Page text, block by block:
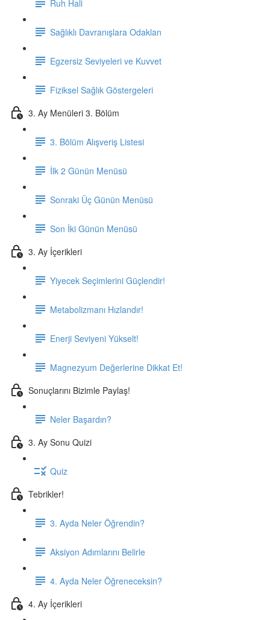
Ruh Hali
Sağlıklı Davranışlara Odaklan
Egzersiz Seviyeleri ve Kuvvet
Fiziksel Sağlık Göstergeleri
3. Ay Menüleri 3. Bölüm
3. Bölüm Alışveriş Listesi
İlk 2 Günün Menüsü
Sonraki Üç Günün Menüsü
Son İki Günün Menüsü
3. Ay İçerikleri
Yiyecek Seçimlerini Güçlendir!
Metabolizmanı Hızlandır!
Enerji Seviyeni Yükselt!
Magnezyum Değerlerine Dikkat Et!
Sonuçlarını Bizimle Paylaş!
Neler Başardın?
3. Ay Sonu Quizi
Quiz
Tebrikler!
3. Ayda Neler Öğrendin?
Aksiyon Adımlarını Belirle
4. Ayda Neler Öğreneceksin?
4. Ay İçerikleri